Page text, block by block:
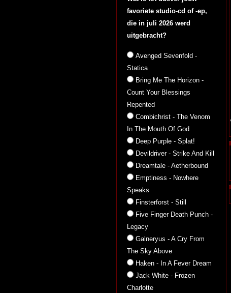
favoriete studio-cd of -ep,
die in juli 2026 werd
uitgebracht?
Avenged Sevenfold -
Statica
Bring Me The Horizon -
Count Your Blessings
Repented
Combichrist - The Venom
In The Mouth Of God
Deep Purple - Splat!
Devildriver - Strike And Kill
Dreamtale - Aetherbound
Emptiness - Nowhere
Speaks
Finsterforst - Still
Five Finger Death Punch -
Legacy
Galneryus - A Cry From
The Sky Above
Haken - In A Fever Dream
Jack White - Frozen
Charlotte